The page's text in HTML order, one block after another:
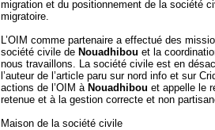
migration et du positionnement de la société
migratoire.
L’OIM comme partenaire a effectué des
société civile de Nouadhibou et la
nous travaillons. La société civile est en
l’auteur de l’article paru sur nord info et sur
actions de l’OIM à Nouadhibou et appelle le
retenue et à la gestion correcte et non
Maison de la société civile